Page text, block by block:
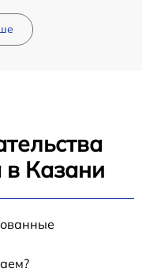
в Казани